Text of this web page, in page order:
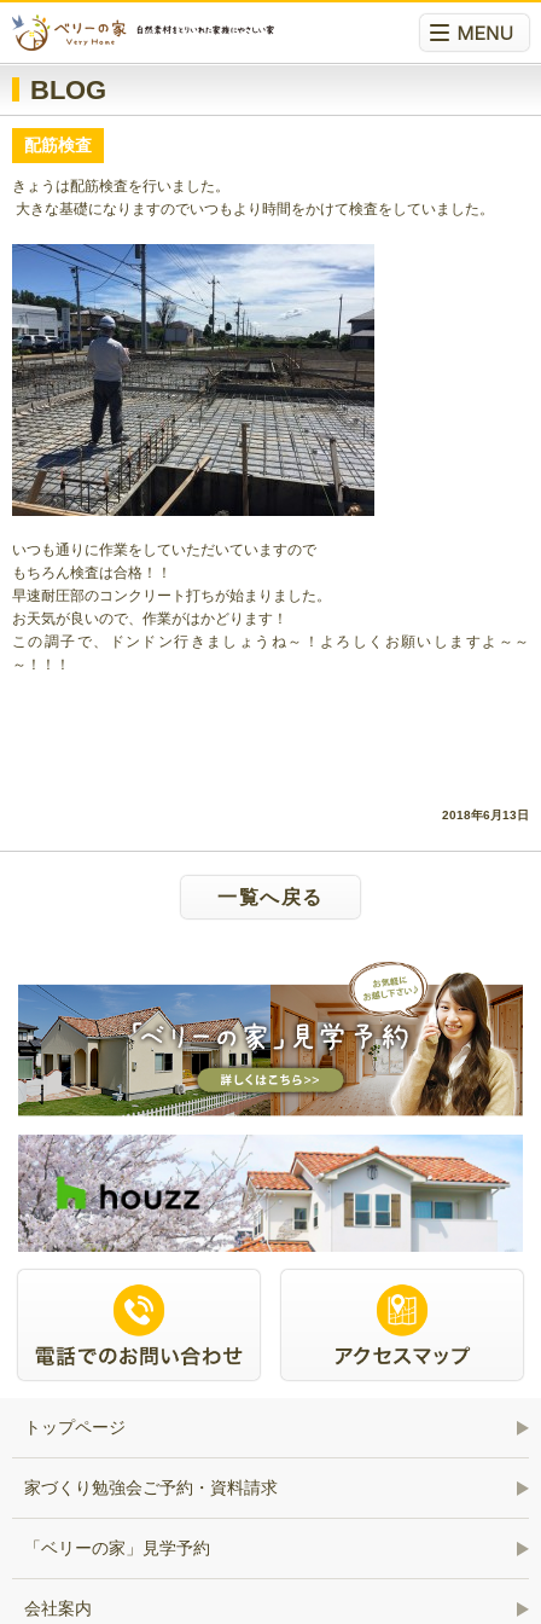
BLOG
配筋検査
きょうは配筋検査を行いました。
大きな基礎になりますのでいつもより時間をかけて検査をしていました。
いつも通りに作業をしていただいていますので
もちろん検査は合格！！
早速耐圧部のコンクリート打ちが始まりました。
お天気が良いので、作業がはかどります！
この調子で、ドンドン行きましょうね～！よろしくお願いしますよ～～
～！！！
2018年6月13日
一覧へ戻る
トップページ
家づくり勉強会ご予約・資料請求
「ベリーの家」見学予約
会社案内